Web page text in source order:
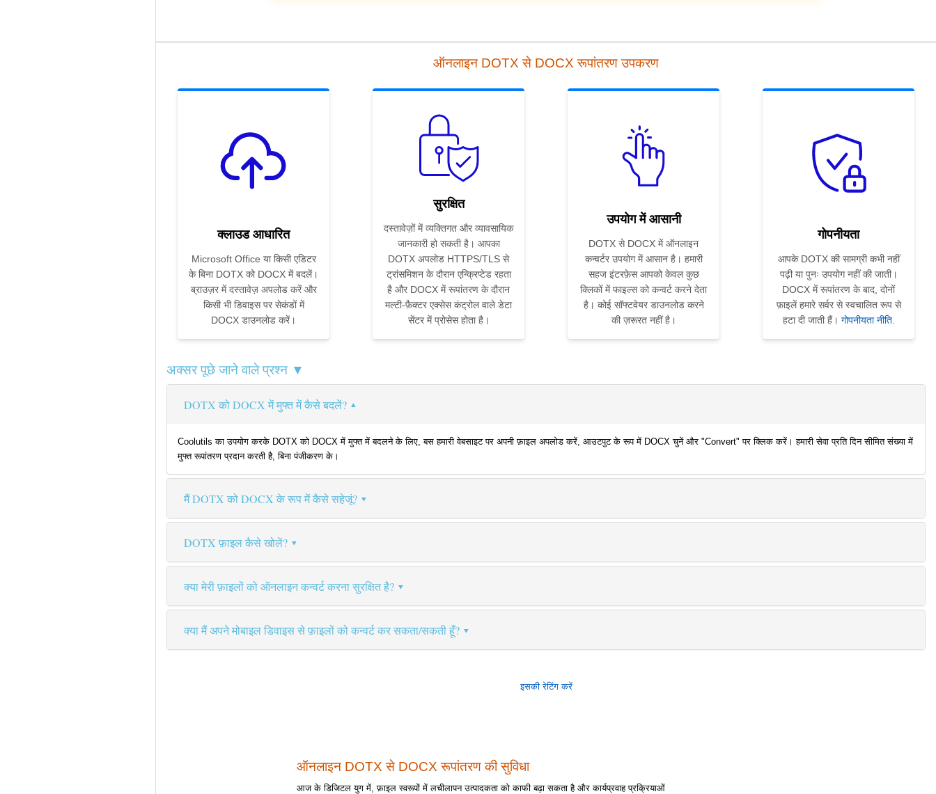
ऑनलाइन DOTX से DOCX रूपांतरण उपकरण
क्लाउड आधारित
Microsoft Office या किसी एडिटर
के बिना DOTX को DOCX में बदलें।
ब्राउज़र में दस्तावेज़ अपलोड करें और
किसी भी डिवाइस पर सेकंडों में
DOCX डाउनलोड करें।
सुरक्षित
दस्तावेज़ों में व्यक्तिगत और व्यावसायिक
जानकारी हो सकती है। आपका
DOTX अपलोड HTTPS/TLS से
ट्रांसमिशन के दौरान एन्क्रिप्टेड रहता
है और DOCX में रूपांतरण के दौरान
मल्टी-फ़ैक्टर एक्सेस कंट्रोल वाले डेटा
सेंटर में प्रोसेस होता है।
उपयोग में आसानी
DOTX से DOCX में ऑनलाइन
कन्वर्टर उपयोग में आसान है। हमारी
सहज इंटरफ़ेस आपको केवल कुछ
क्लिकों में फाइल्स को कन्वर्ट करने देता
है। कोई सॉफ्टवेयर डाउनलोड करने
की ज़रूरत नहीं है।
गोपनीयता
आपके DOTX की सामग्री कभी नहीं
पढ़ी या पुनः उपयोग नहीं की जाती।
DOCX में रूपांतरण के बाद, दोनों
फ़ाइलें हमारे सर्वर से स्वचालित रूप से
हटा दी जाती हैं। गोपनीयता नीति.
अक्सर पूछे जाने वाले प्रश्न ▼
DOTX को DOCX में मुफ्त में कैसे बदलें?
Coolutils का उपयोग करके DOTX को DOCX में मुफ्त में बदलने के लिए, बस हमारी वेबसाइट पर अपनी फ़ाइल अपलोड करें, आउटपुट के रूप में DOCX चुनें और "Convert" पर क्लिक करें। हमारी सेवा प्रति दिन सीमित संख्या में
मुफ्त रूपांतरण प्रदान करती है, बिना पंजीकरण के।
मैं DOTX को DOCX के रूप में कैसे सहेजूं?
DOTX फ़ाइल कैसे खोलें?
क्या मेरी फ़ाइलों को ऑनलाइन कन्वर्ट करना सुरक्षित है?
क्या मैं अपने मोबाइल डिवाइस से फ़ाइलों को कन्वर्ट कर सकता/सकती हूँ?
इसकी रेटिंग करें
ऑनलाइन DOTX से DOCX रूपांतरण की सुविधा
आज के डिजिटल युग में, फ़ाइल स्वरूपों में लचीलापन उत्पादकता को काफी बढ़ा सकता है और कार्यप्रवाह प्रक्रियाओं